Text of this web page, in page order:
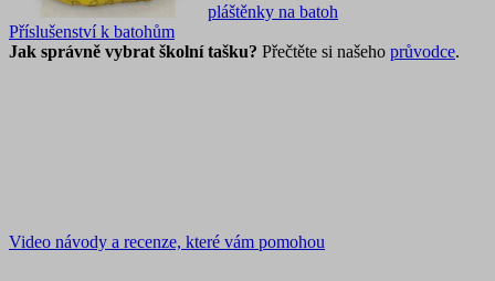
pláštěnky na batoh
Příslušenství k batohům
Jak správně vybrat školní tašku? Přečtěte si našeho průvodce.
Video návody a recenze, které vám pomohou